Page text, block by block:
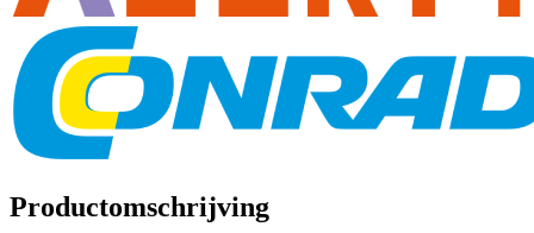
Productomschrijving